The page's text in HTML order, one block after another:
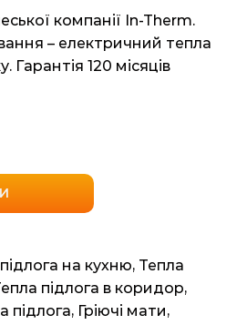
компанії In-Therm.
– електричний тепла
Гарантія 120 місяців
на кухню, Тепла
підлога в коридор,
підлога, Гріючі мати,